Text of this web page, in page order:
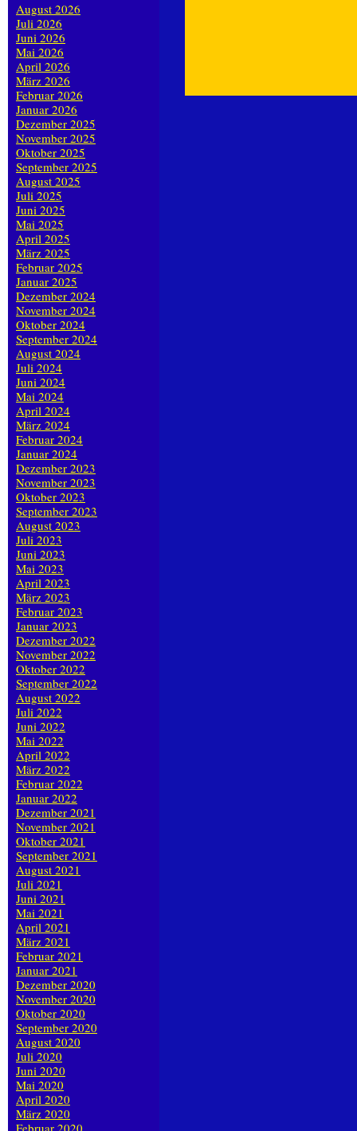
August 2026
Juli 2026
Juni 2026
Mai 2026
April 2026
März 2026
Februar 2026
Januar 2026
Dezember 2025
November 2025
Oktober 2025
September 2025
August 2025
Juli 2025
Juni 2025
Mai 2025
April 2025
März 2025
Februar 2025
Januar 2025
Dezember 2024
November 2024
Oktober 2024
September 2024
August 2024
Juli 2024
Juni 2024
Mai 2024
April 2024
März 2024
Februar 2024
Januar 2024
Dezember 2023
November 2023
Oktober 2023
September 2023
August 2023
Juli 2023
Juni 2023
Mai 2023
April 2023
März 2023
Februar 2023
Januar 2023
Dezember 2022
November 2022
Oktober 2022
September 2022
August 2022
Juli 2022
Juni 2022
Mai 2022
April 2022
März 2022
Februar 2022
Januar 2022
Dezember 2021
November 2021
Oktober 2021
September 2021
August 2021
Juli 2021
Juni 2021
Mai 2021
April 2021
März 2021
Februar 2021
Januar 2021
Dezember 2020
November 2020
Oktober 2020
September 2020
August 2020
Juli 2020
Juni 2020
Mai 2020
April 2020
März 2020
Februar 2020